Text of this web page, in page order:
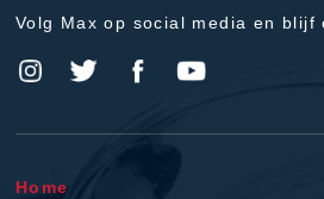
Volg Max op social media en blijf
Home